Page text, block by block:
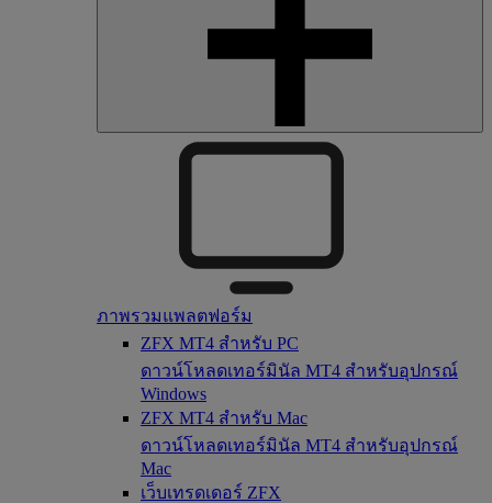
ภาพรวมแพลตฟอร์ม
ZFX MT4 สำหรับ PC
ดาวน์โหลดเทอร์มินัล MT4 สำหรับอุปกรณ์
Windows
ZFX MT4 สำหรับ Mac
ดาวน์โหลดเทอร์มินัล MT4 สำหรับอุปกรณ์
Mac
เว็บเทรดเดอร์ ZFX